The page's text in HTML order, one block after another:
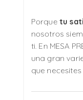
Porque tu
nosotros
ti. En MESA
una gran
que